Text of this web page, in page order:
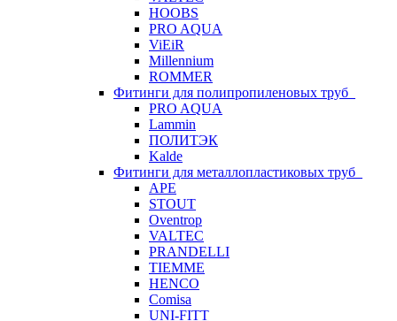
HOOBS
PRO AQUA
ViEiR
Millennium
ROMMER
Фитинги для полипропиленовых труб
PRO AQUA
Lammin
ПОЛИТЭК
Kalde
Фитинги для металлопластиковых труб
APE
STOUT
Oventrop
VALTEC
PRANDELLI
TIEMME
HENCO
Comisa
UNI-FITT